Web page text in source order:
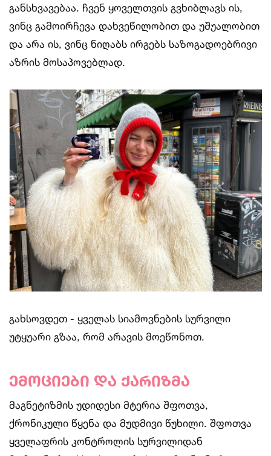
განსხვავებაა. ჩვენ ყოველთვის გვხიბლავს ის,
ვინც გამოირჩევა დახვეწილობით და უშუალობით
და არა ის, ვინც ნიღაბს ირგებს საზოგადოებრივი
აზრის მოსაპოვებლად.
გახსოვდეთ - ყველას სიამოვნების სურვილი
უტყუარი გზაა, რომ არავის მოეწონოთ.
ემოციები და ქარიზმა
მაგნეტიზმის უდიდესი მტერია შფოთვა,
ქრონიკული წყენა და მუდმივი წუხილი. შფოთვა
ყველაფრის კონტროლის სურვილიდან